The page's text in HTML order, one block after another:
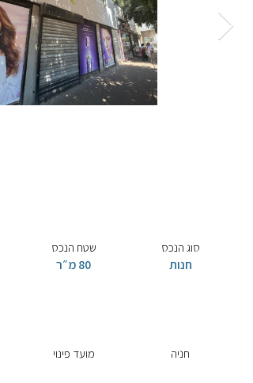
שטח הנכס סוג הנכס
80 מ״ר חנות
מועד פינוי חניה